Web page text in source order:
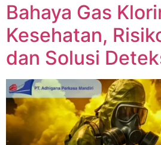
Bahaya Gas
Kesehatan,
dan Solusi